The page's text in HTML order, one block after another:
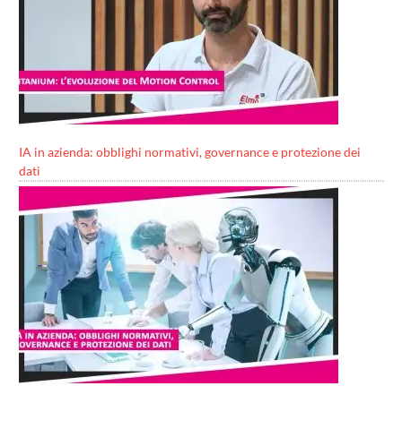
IA in azienda: obblighi normativi, governance e protezione dei
dati